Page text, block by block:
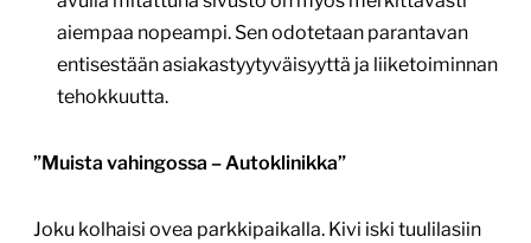
aiempaa nopeampi. Sen odotetaan parantavan
entisestään asiakastyytyväisyyttä ja liiketoiminnan
tehokkuutta.
”Muista vahingossa – Autoklinikka”
Joku kolhaisi ovea parkkipaikalla. Kivi iski tuulilasiin